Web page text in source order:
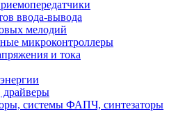
ввода-вывода
мелодий
микроконтроллеры
и тока
драйверы
системы ФАПЧ, синтезаторы